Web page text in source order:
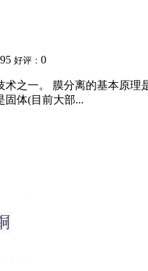
好评： 0
之一。 膜分离的基本原
固体(目前大部...